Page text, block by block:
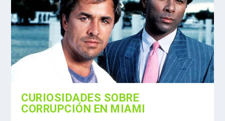
CURIOSIDADES SOBRE
CORRUPCIÓN EN MIAMI